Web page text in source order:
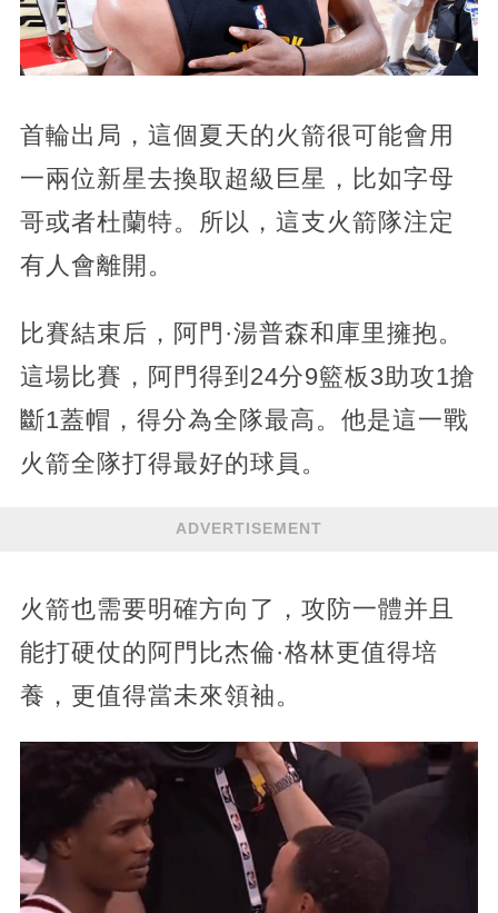
首輪出局，這個夏天的火箭很可能會用
一兩位新星去換取超級巨星，比如字母
哥或者杜蘭特。所以，這支火箭隊注定
有人會離開。
比賽結束后，阿門·湯普森和庫里擁抱。
這場比賽，阿門得到24分9籃板3助攻1搶
斷1蓋帽，得分為全隊最高。他是這一戰
火箭全隊打得最好的球員。
ADVERTISEMENT
火箭也需要明確方向了，攻防一體并且
能打硬仗的阿門比杰倫·格林更值得培
養，更值得當未來領袖。